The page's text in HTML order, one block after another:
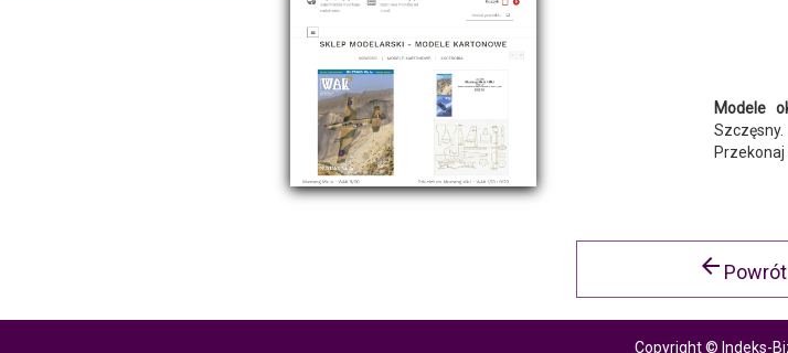
Modele
Przekonaj
arrow_back Powrót
Copyright © Indeks-